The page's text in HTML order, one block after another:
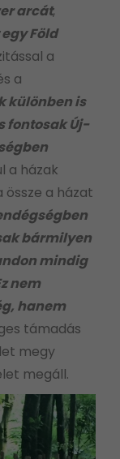
arcát,
Föld
a
a
különben is
fontosak Új-
a házak
a házat
bármilyen
mindig
nem
hanem
támadás
megy
megáll.